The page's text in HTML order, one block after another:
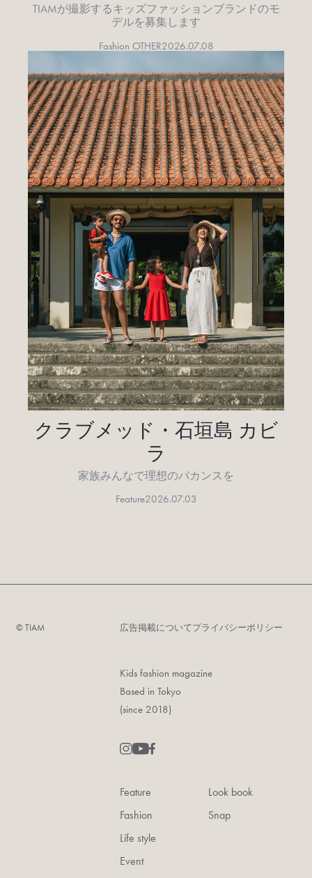
TIAMが撮影するキッズファッションブランドのモ
デルを募集します
Fashion OTHER2026.07.08
クラブメッド・石垣島 カビ
ラ
家族みんなで理想のバカンスを
Feature2026.07.03
©︎ TIAM 広告掲載についてプライバシーポリシー
Kids fashion magazine
Based in Tokyo
(since 2018)
Feature
Fashion
Life style
Event
Look book
Snap